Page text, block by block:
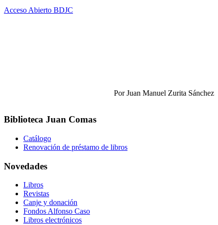
Acceso Abierto BDJC
Por Juan Manuel Zurita Sánchez
Biblioteca Juan Comas
Catálogo
Renovación de préstamo de libros
Novedades
Libros
Revistas
Canje y donación
Fondos Alfonso Caso
Libros electrónicos